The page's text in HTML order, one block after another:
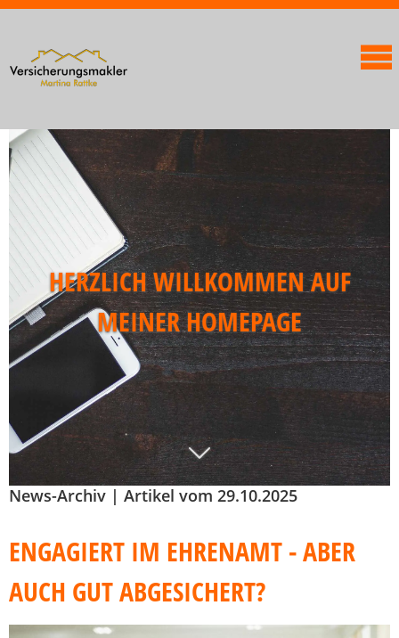
HERZLICH WILLKOMMEN AUF
MEINER HOMEPAGE
News-Archiv | Artikel vom 29.10.2025
ENGAGIERT IM EHRENAMT - ABER
AUCH GUT ABGESICHERT?